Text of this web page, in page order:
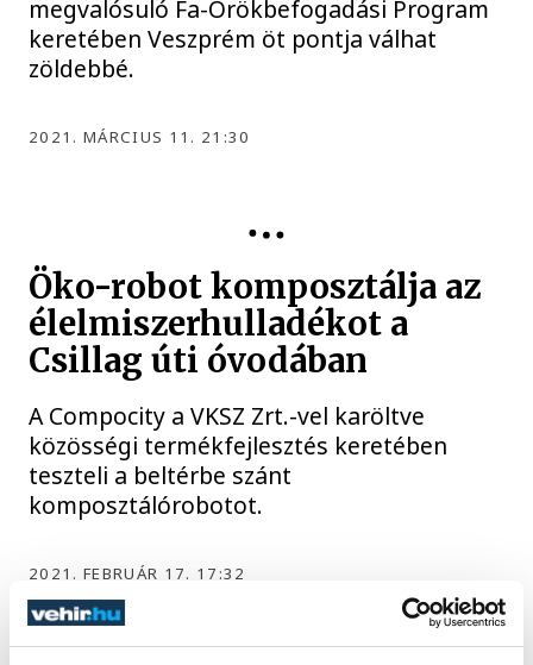
megvalósuló Fa-Örökbefogadási Program
keretében Veszprém öt pontja válhat
zöldebbé.
2021. MÁRCIUS 11. 21:30
Öko-robot komposztálja az
élelmiszerhulladékot a
Csillag úti óvodában
A Compocity a VKSZ Zrt.-vel karöltve
közösségi termékfejlesztés keretében
teszteli a beltérbe szánt
komposztálórobotot.
2021. FEBRUÁR 17. 17:32